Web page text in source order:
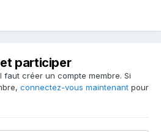
participer
faut créer un compte membre. Si
connectez-vous maintenant pour